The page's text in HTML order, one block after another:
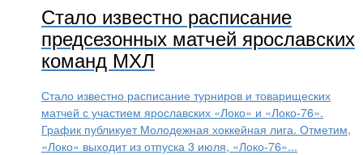
Стало известно расписание
предсезонных матчей ярославских
команд МХЛ
Стало известно расписание турниров и товарищеских
матчей с участием ярославских «Локо» и «Локо-76».
График публикует Молодежная хоккейная лига. Отметим,
«Локо» выходит из отпуска 3 июля, «Локо-76»...